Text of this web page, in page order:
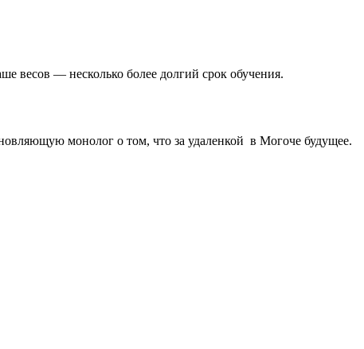
весов — несколько более долгий срок обучения.
монолог о том, что за удаленкой в Могоче будущее.